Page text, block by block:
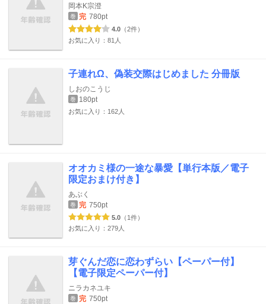
岡本K宗澄
巻 完 780pt
4.0 （2件）
お気に入り：81人
子連れΩ、偽装交際はじめました 分冊版
しおのこうじ
巻 180pt
お気に入り：162人
オオカミ様の一途な暴愛【単行本版／電子
限定おまけ付き】
あぶく
巻 完 750pt
5.0 （1件）
お気に入り：279人
芽ぐんだ恋に恋わずらい【ペーパー付】
【電子限定ペーパー付】
ニラカネユキ
巻 完 750pt